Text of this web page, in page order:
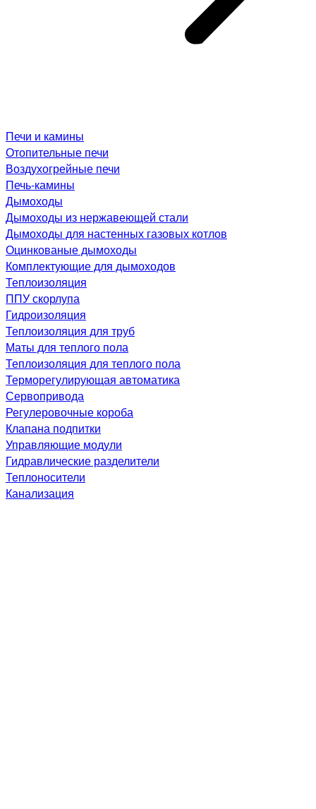
Печи и камины
Отопительные печи
Воздухогрейные печи
Печь-камины
Дымоходы
Дымоходы из нержавеющей стали
Дымоходы для настенных газовых котлов
Оцинкованые дымоходы
Комплектующие для дымоходов
Теплоизоляция
ППУ скорлупа
Гидроизоляция
Теплоизоляция для труб
Маты для теплого пола
Теплоизоляция для теплого пола
Терморегулирующая автоматика
Сервопривода
Регулеровочные короба
Клапана подпитки
Управляющие модули
Гидравлические разделители
Теплоносители
Канализация